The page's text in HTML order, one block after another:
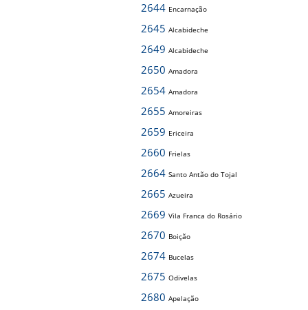
2644 Encarnação
2645 Alcabideche
2649 Alcabideche
2650 Amadora
2654 Amadora
2655 Amoreiras
2659 Ericeira
2660 Frielas
2664 Santo Antão do Tojal
2665 Azueira
2669 Vila Franca do Rosário
2670 Boição
2674 Bucelas
2675 Odivelas
2680 Apelação